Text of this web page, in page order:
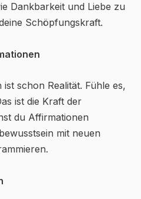
Dankbarkeit und Liebe zu
Schöpfungskraft.
schon Realität. Fühle es,
ist die Kraft der
du Affirmationen
mit neuen